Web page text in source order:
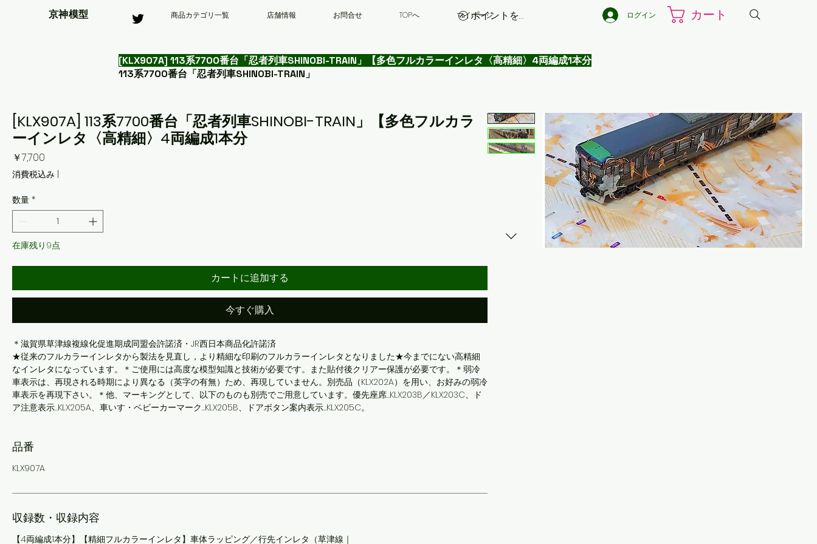
京神模型 ログイン
ポイントを表示 カート
商品カテゴリ一覧 店舗情報 お問合せ TOPへ マイページ
[KLX907A] 113系7700番台「忍者列車SHINOBI-TRAIN」【多色フルカラーインレタ〈高精細〉4両編成1本分
113系7700番台「忍者列車SHINOBI-TRAIN」
[KLX907A] 113系7700番台「忍者列車SHINOBI-TRAIN」【多色フルカラ
ーインレタ〈高精細〉4両編成1本分
￥7,700
格
消費税込み
数量 *
在庫残り9点
カートに追加する
今すぐ購入
＊滋賀県草津線複線化促進期成同盟会許諾済・JR西日本商品化許諾済
★従来のフルカラーインレタから製法を見直し，より精細な印刷のフルカラーインレタとなりました★今までにない高精細
なインレタになっています。＊ご使用には高度な模型知識と技術が必要です。また貼付後クリアー保護が必要です。＊弱冷
車表示は、再現される時期により異なる（英字の有無）ため、再現していません。別売品（KLX202A）を用い、お好みの弱冷
車表示を再現下さい。＊他、マーキングとして、以下のものも別売でご用意しています。優先座席…KLX203B／KLX203C、ド
ア注意表示…KLX205A、車いす・ベビーカーマーク…KLX205B、ドアボタン案内表示…KLX205C。
品番
KLX907A
収録数・収録内容
【4両編成1本分】【精細フルカラーインレタ】車体ラッピング／行先インレタ（草津線｜